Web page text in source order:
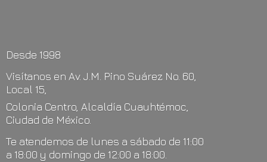
Desde 1998
Visítanos en Av. J.M. Pino Suárez No. 60,
Local 15,
Colonia Centro, Alcaldía Cuauhtémoc,
Ciudad de México.
Te atendemos de lunes a sábado de 11:00
a 18:00 y domingo de 12:00 a 18:00.